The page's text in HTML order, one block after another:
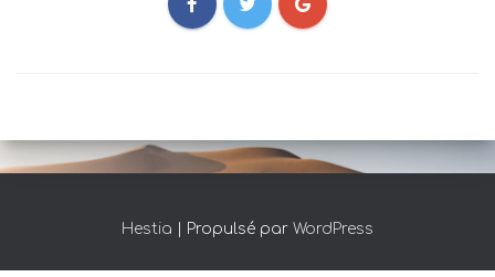
Hestia | Propulsé par WordPress